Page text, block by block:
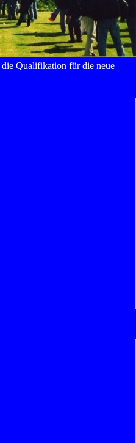
Qualifikation für die neue